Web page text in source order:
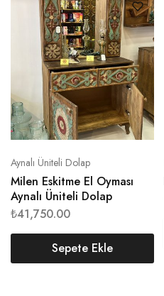
Aynalı Üniteli Dolap
Milen Eskitme El Oyması
Aynalı Üniteli Dolap
₺41,750.00
Sepete Ekle